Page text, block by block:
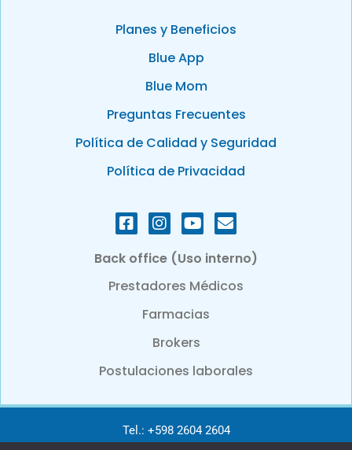
Planes y Beneficios
Blue App
Blue Mom
Preguntas Frecuentes
Política de Calidad y Seguridad
Política de Privacidad
Back office (Uso interno)
Prestadores Médicos
Farmacias
Brokers
Postulaciones laborales
Tel.: +598 2604 2604